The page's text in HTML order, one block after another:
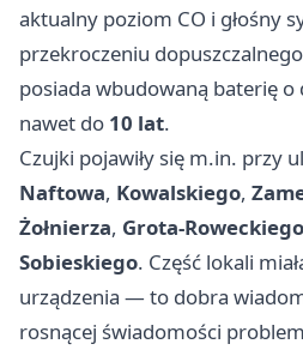
aktualny poziom CO i głośny
przekroczeniu
posiada wbudowaną baterię o
nawet do 10 lat.
Czujki pojawiły się m.in. przy
Naftowa, Kowalskiego,
Żołnierza, Grota-Roweckiego
Sobieskiego. Część lokali
urządzenia — to dobra
rosnącej świadomości